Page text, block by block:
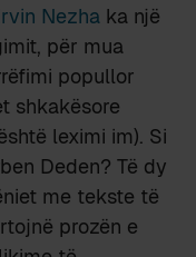
Nezha ka një
për mua
popullor
shkakësore
leximi im). Si
Deden? Të dy
me tekste të
prozën e